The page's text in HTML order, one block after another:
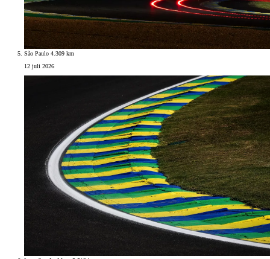
São Paulo 4.309 km
12 juli 2026